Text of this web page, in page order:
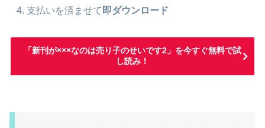
支払いを済ませて 即ダウンロード
「新刊が×××なのは売り子のせいです2」を今すぐ無料で試
し読み！